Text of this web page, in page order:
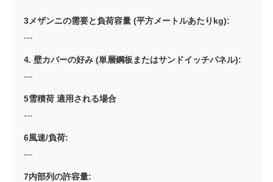
3メザンニの需要と負荷容量 (平方メートルあたりkg):
---
4. 壁カバーの好み (単層鋼板またはサンドイッチパネル):
---
5雪積荷 適用される場合
---
6風速/負荷:
---
7内部列の許容量: